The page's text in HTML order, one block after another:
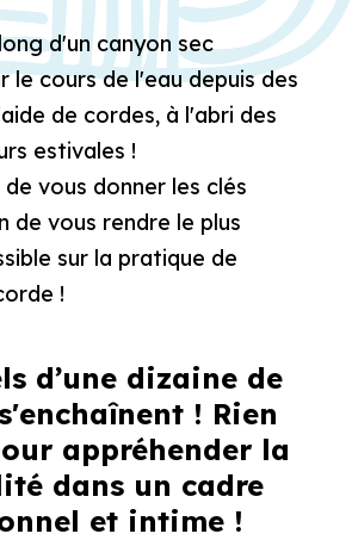
d'un canyon sec
le cours de l'eau depuis des
de cordes, à l'abri des
estivales !
de vous donner les clés
de vous rendre le plus
sur la pratique de
!
d’une dizaine de
! Rien
appréhender la
dans un cadre
et intime !